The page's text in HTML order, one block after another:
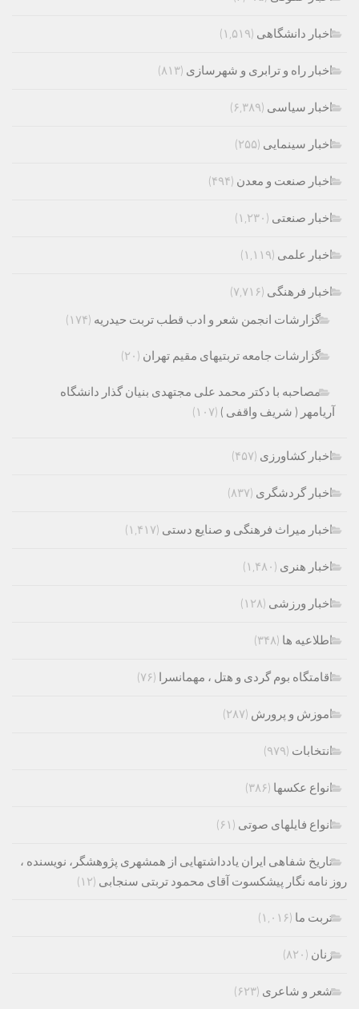
اخبار دانشگاهی (۱,۵۱۹)
اخبار راه و ترابری و شهرسازی (۸۱۳)
اخبار سیاسی (۶,۳۸۹)
اخبار سینمایی (۲۵۵)
اخبار صنعت و معدن (۴۹۴)
اخبار صنعتی (۱,۲۳۰)
اخبار علمی (۱,۱۱۹)
اخبار فرهنگی (۷,۷۱۶)
گزارشات انجمن شعر و ادب قطب تربت حیدریه (۱۷۴)
گزارشات جامعه تربتیهای مقیم تهران (۲۰)
مصاحبه با دکتر محمد علی مجتهدی بنیان گذار دانشگاه
آریامهر ( شریف واقفی ) (۱۰۷)
اخبار کشاورزی (۴۵۷)
اخبار گردشگری (۸۳۷)
اخبار میراث فرهنگی و صنایع دستی (۱,۴۱۷)
اخبار هنری (۱,۴۸۰)
اخبار ورزشی (۱۲۸)
اطلاعیه ها (۳۴۸)
اقامتگاه بوم گردی و هتل ، مهمانسرا (۷۶)
اموزش و پرورش (۲۸۷)
انتخابات (۹۷۹)
انواع عکسها (۳۸۶)
انواع فایلهای صوتی (۶۱)
تاریخ شفاهی ایران یادداشتهایی از همشهری پژوهشگر، نویسنده ،
روز نامه نگار پیشکسوت آقای محمود تربتی سنجابی (۱۲)
تربت ما (۱,۰۱۶)
زنان (۸۲۰)
شعر و شاعری (۶۲۳)